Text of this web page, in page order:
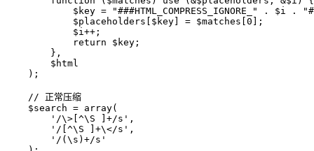
$key = "###HTML_COMPRESS_IGNORE_" . $i .
            $placeholders[$key] = $matches[0];
            $i++;
            return $key;
        },
        $html
    );
    // 正常压缩
    $search = array(
        '/\>[^\S ]+/s',
        '/[^\S ]+\</s',
        '/(\s)+/s'